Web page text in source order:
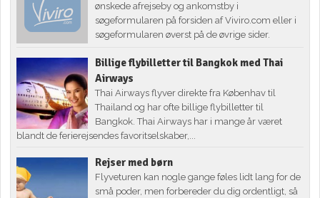
ønskede afrejseby og ankomstby i
søgeformularen på forsiden af Viviro.com eller i
søgeformularen øverst på de øvrige sider.
Billige flybilletter til Bangkok med Thai
Airways
Thai Airways flyver direkte fra Københav til
Thailand og har ofte billige flybilletter til
Bangkok. Thai Airways har i mange år været
blandt de ferierejsendes favoritselskaber,...
Rejser med børn
Flyveturen kan nogle gange føles lidt lang for de
små poder, men forbereder du dig ordentligt, så